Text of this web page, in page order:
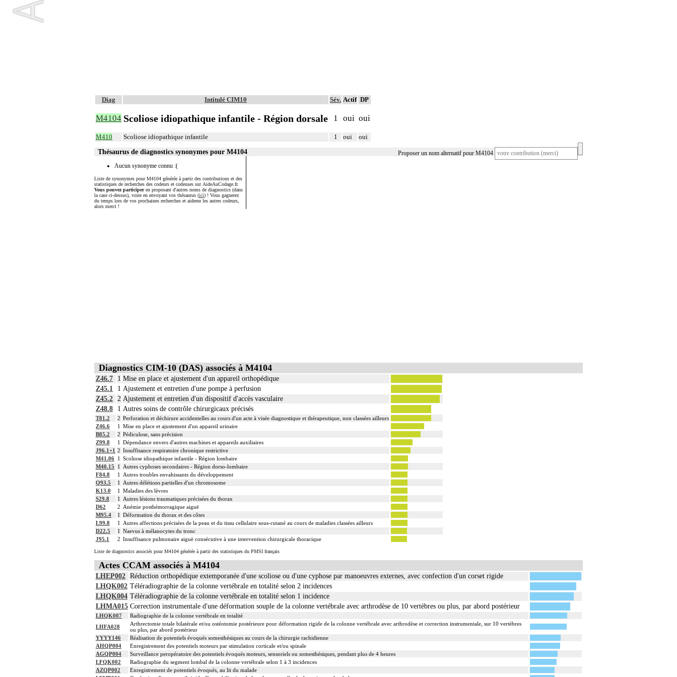
Diag Intitulé CIM10 Sév. Actif DP
M4104 Scoliose idiopathique infantile - Région dorsale 1 oui oui
M410 Scoliose idiopathique infantile 1 oui oui
Proposer un nom alternatif pour M4104
Thésaurus de diagnostics synonymes pour M4104
Aucun synonyme connu :(
Liste de synonymes pour M4104 générée à partir des contributions et des
statistiques de recherches des codeurs et codeuses sur AideAuCodage.fr.
Vous pouvez participeren proposant d'autres noms de diagnostics (dans
la case ci-dessus), voire en envoyant vos thésaurus (ici) ! Vous gagnerez
du temps lors de vos prochaines recherches et aiderez les autres codeurs,
alors merci !
Diagnostics CIM-10 (DAS) associés à M4104
Z46.7 1 Mise en place et ajustement d'un appareil orthopédique
Z45.1
1 Ajustement et entretien d'une pompe à perfusion
Z45.2
2 Ajustement et entretien d'un dispositif d'accès vasculaire
Z48.8
1 Autres soins de contrôle chirurgicaux précisés
T81.2 2 Perforation et déchirure accidentelles au cours d'un acte à visée diagnostique et thérapeutique, non classées ailleurs
Z46.6
1 Mise en place et ajustement d'un appareil urinaire
B85.2
2 Pédiculose, sans précision
Z99.8
1 Dépendance envers d'autres machines et appareils auxiliaires
J96.1+1 2 Insuffisance respiratoire chronique restrictive
M41.06 1 Scoliose idiopathique infantile - Région lombaire
M40.15
1
Autres cyphoses secondaires - Région dorso-lombaire
F84.8
1
Autres troubles envahissants du développement
Q93.5
1
Autres délétions partielles d'un chromosome
K13.0
1 Maladies des lèvres
S29.8
1
Autres lésions traumatiques précisées du thorax
D62
2 Anémie posthémorragique aiguë
M95.4
1 Déformation du thorax et des côtes
L99.8
1
Autres affections précisées de la peau et du tissu cellulaire sous-cutané au cours de maladies classées ailleurs
D22.5
1 Naevus à mélanocytes du tronc
J95.1
2 Insuffisance pulmonaire aiguë consécutive à une intervention chirurgicale thoracique
Liste de diagnostics associés pour M4104 générée à partir des statistiques du PMSI français
Actes CCAM associés à M4104
LHEP002 Réduction orthopédique extemporanée d'une scoliose ou d'une cyphose par manoeuvres externes, avec confection d'un corset rigide
LHQK002 Téléradiographie de la colonne vertébrale en totalité selon 2 incidences
LHQK004 Téléradiographie de la colonne vertébrale en totalité selon 1 incidence
LHMA015 Correction instrumentale d'une déformation souple de la colonne vertébrale avec arthrodèse de 10 vertèbres ou plus, par abord postérieur
LHQK007
Radiographie de la colonne vertébrale en totalité
LHFA028
Arthrectomie totale bilatérale et/ou ostéotomie postérieure pour déformation rigide de la colonne vertébrale avec arthrodèse et correction instrumentale, sur 10 vertèbres
ou plus, par abord postérieur
YYYY146
Réalisation de potentiels évoqués somesthésiques au cours de la chirurgie rachidienne
AHQP004
Enregistrement des potentiels moteurs par stimulation corticale et/ou spinale
AGQP004
Surveillance peropératoire des potentiels évoqués moteurs, sensoriels ou somesthésiques, pendant plus de 4 heures
LFQK002
Radiographie du segment lombal de la colonne vertébrale selon 1 à 3 incidences
AZQP002
Enregistrement de potentiels évoqués, au lit du malade